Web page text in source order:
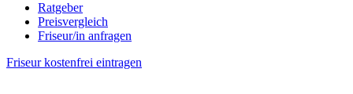
Ratgeber
Preisvergleich
Friseur/in anfragen
Friseur kostenfrei eintragen